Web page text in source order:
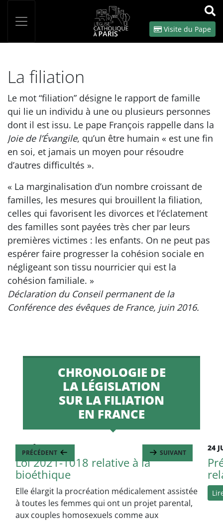
OK
Visite du Pape
La filiation
Le mot “filiation” désigne le rapport de famille
qui lie un individu à une ou plusieurs personnes
dont il est issu. Le pape François rappelle dans la
Joie de l’Évangile, qu’un être humain « est une fin
en soi, et jamais un moyen pour résoudre
d’autres difficultés ».
« La marginalisation d’un nombre croissant de
familles, les mesures qui brouillent la filiation,
celles qui favorisent les divorces et l’éclatement
des familles sont payées très cher par leurs
premières victimes : les enfants. On ne peut pas
espérer faire progresser la cohésion sociale en
négligeant son tissu nourricier qui est la
cohésion familiale. »
Déclaration du Conseil permanent de la
Conférence des évêques de France, juin 2016.
CHRONOLOGIE DE
LA LÉGISLATION
SUR LA FILIATION
EN FRANCE
PRÉCÉDENT
2 AOÛT 2021
Loi 2021-1018 relative à la
bioéthique
Elle élargit la procréation médicalement assistée
à toutes les femmes qui ont un projet parental,
aux couples homosexuels comme aux
24
SUIVANT
Panneau de gestion des cookies